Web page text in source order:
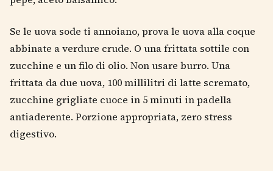
Se le uova sode ti annoiano, prova le uova alla coque
abbinate a verdure crude. O una frittata sottile con
zucchine e un filo di olio. Non usare burro. Una
frittata da due uova, 100 millilitri di latte scremato,
zucchine grigliate cuoce in 5 minuti in padella
antiaderente. Porzione appropriata, zero stress
digestivo.